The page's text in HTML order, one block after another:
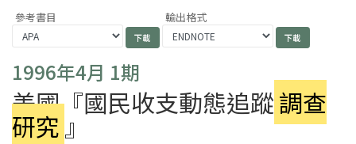
參考書目 輸出格式
1996年4月 1期
美國『國民收支動態追蹤調查
研究』